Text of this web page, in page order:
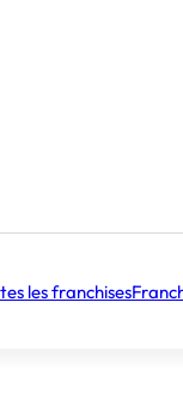
les franchises